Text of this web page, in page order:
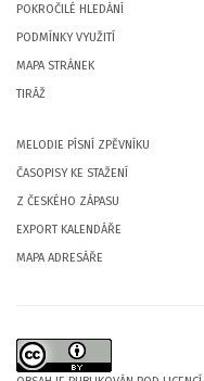
POKROČILÉ HLEDÁNÍ
PODMÍNKY VYUŽITÍ
MAPA STRÁNEK
TIRÁŽ
MELODIE PÍSNÍ ZPĚVNÍKU
ČASOPISY KE STAŽENÍ
Z ČESKÉHO ZÁPASU
EXPORT KALENDÁŘE
MAPA ADRESÁŘE